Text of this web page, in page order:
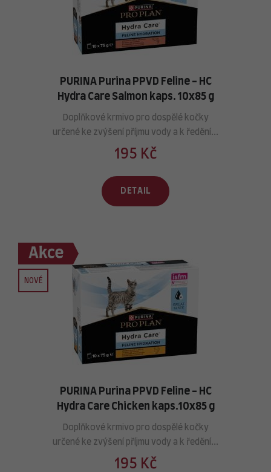
PURINA Purina PPVD Feline - HC
Hydra Care Salmon kaps. 10x85 g
Doplňkové krmivo pro dospělé kočky
určené ke zvýšení příjmu vody a k ředění...
195 Kč
DETAIL
NOVÉ
PURINA Purina PPVD Feline - HC
Hydra Care Chicken kaps.10x85 g
Doplňkové krmivo pro dospělé kočky
určené ke zvýšení příjmu vody a k ředění...
195 Kč